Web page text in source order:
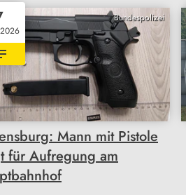
Bundespolizei
Mann mit Pistole
für Aufregung am